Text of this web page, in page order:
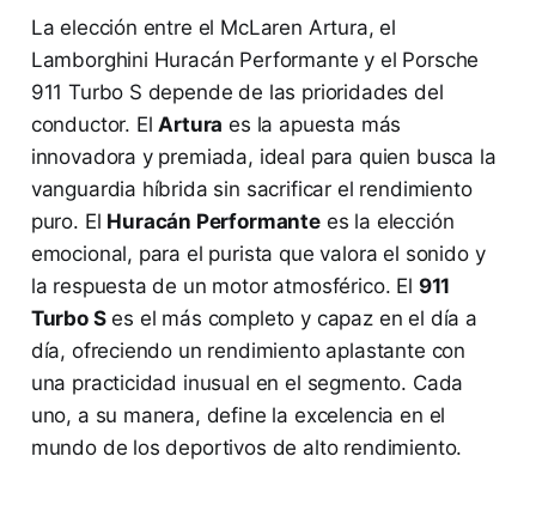
La elección entre el McLaren Artura, el
Lamborghini Huracán Performante y el Porsche
911 Turbo S depende de las prioridades del
conductor. ElArtura es la apuesta más
innovadora y premiada, ideal para quien busca la
vanguardia híbrida sin sacrificar el rendimiento
puro. El Huracán Performantees la elección
emocional, para el purista que valora el sonido y
la respuesta de un motor atmosférico. El 911
Turbo Ses el más completo y capaz en el día a
día, ofreciendo un rendimiento aplastante con
una practicidad inusual en el segmento. Cada
uno, a su manera, define la excelencia en el
mundo de los deportivos de alto rendimiento.